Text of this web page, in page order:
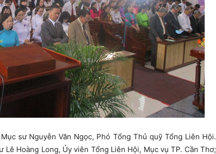
sư Nguyễn Văn Ngọc, Phó Tổng Thủ quỹ Tổng Liên Hội.
Hoàng Long, Ủy viên Tổng Liên Hội, Mục vụ TP. Cần Thơ;